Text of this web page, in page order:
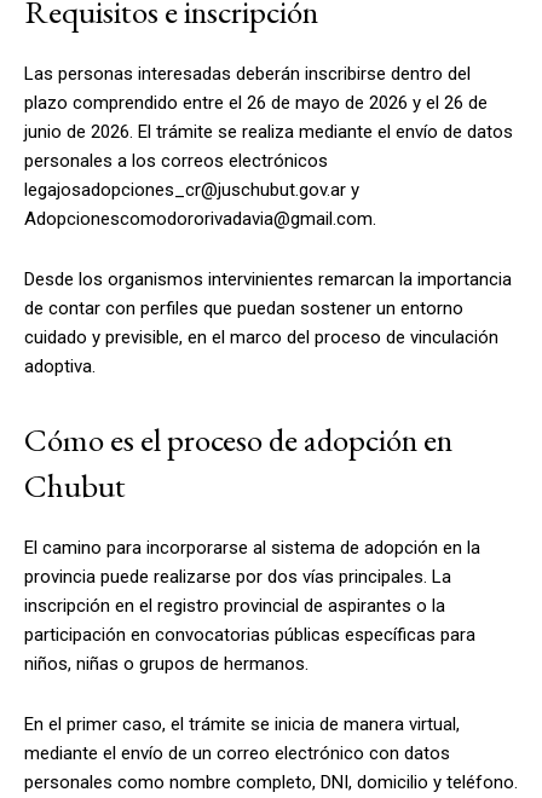
Requisitos e inscripción
Las personas interesadas deberán inscribirse dentro del
plazo comprendido entre el 26 de mayo de 2026 y el 26 de
junio de 2026. El trámite se realiza mediante el envío de datos
personales a los correos electrónicos
legajosadopciones_cr@juschubut.gov.ar y
Adopcionescomodororivadavia@gmail.com.
Desde los organismos intervinientes remarcan la importancia
de contar con perfiles que puedan sostener un entorno
cuidado y previsible, en el marco del proceso de vinculación
adoptiva.
Cómo es el proceso de adopción en
Chubut
El camino para incorporarse al sistema de adopción en la
provincia puede realizarse por dos vías principales. La
inscripción en el registro provincial de aspirantes o la
participación en convocatorias públicas específicas para
niños, niñas o grupos de hermanos.
En el primer caso, el trámite se inicia de manera virtual,
mediante el envío de un correo electrónico con datos
personales como nombre completo, DNI, domicilio y teléfono.